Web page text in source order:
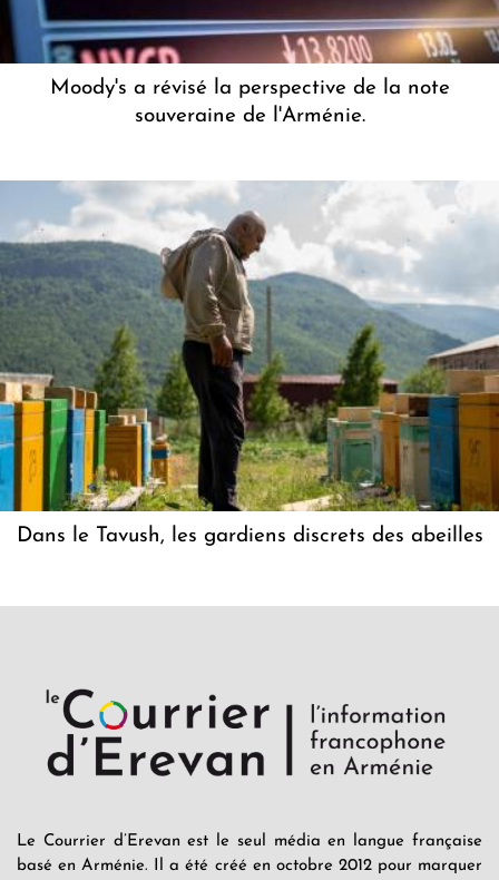
Moody's a révisé la perspective de la note
souveraine de l'Arménie.
Dans le Tavush, les gardiens discrets des abeilles
Le Courrier d’Erevan est le seul média en langue française
basé en Arménie. Il a été créé en octobre 2012 pour marquer